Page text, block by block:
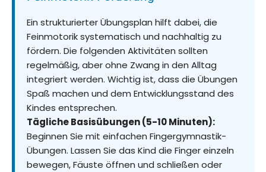
Ein strukturierter Übungsplan hilft dabei, die
Feinmotorik systematisch und nachhaltig zu
fördern. Die folgenden Aktivitäten sollten
regelmäßig, aber ohne Zwang in den Alltag
integriert werden. Wichtig ist, dass die Übungen
Spaß machen und dem Entwicklungsstand des
Kindes entsprechen.
Tägliche Basisübungen (5-10 Minuten):
Beginnen Sie mit einfachen Fingergymnastik-
Übungen. Lassen Sie das Kind die Finger einzeln
bewegen, Fäuste öffnen und schließen oder